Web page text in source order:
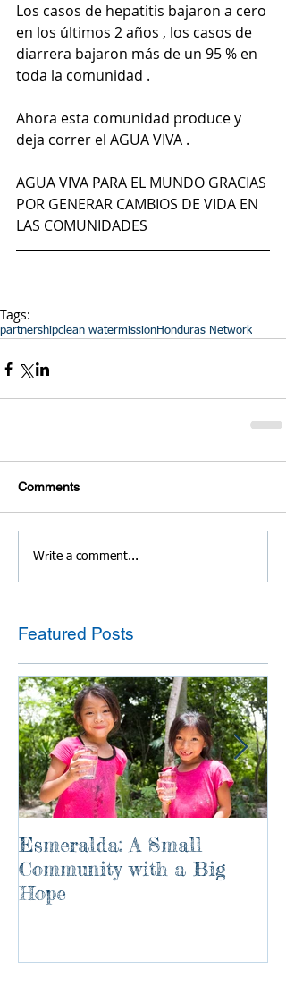
Los casos de hepatitis bajaron a cero
en los últimos 2 años , los casos de
diarrera bajaron más de un 95 % en
toda la comunidad .
Ahora esta comunidad produce y
deja correr el AGUA VIVA .
AGUA VIVA PARA EL MUNDO GRACIAS
POR GENERAR CAMBIOS DE VIDA EN
LAS COMUNIDADES
Tags:
partnershipclean watermissionHonduras Network
Comments
Write a comment...
Featured Posts
Esmeralda: A Small
Community with a Big
Hope